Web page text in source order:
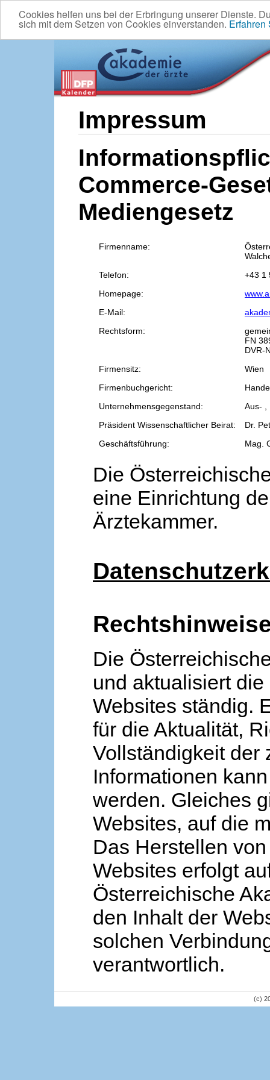
Cookies helfen uns bei der Erbringung unserer Dienste.
sich mit dem Setzen von Cookies einverstanden. Erfahren
Impressum
Commerce-
Mediengesetz
Firmenname:
Telefon:
+43 1
Homepage:
E-Mail:
Rechtsform:
FN
DVR-
Firmensitz:
Wien
Firmenbuchgericht:
Unternehmensgegenstand:
Aus- ,
Präsident Wissenschaftlicher Beirat:
Dr.
Geschäftsführung:
Mag.
Die
eine Einrichtung
Ärztekammer.
Die
und aktualisiert
Websites ständig.
für die Aktualität,
Vollständigkeit der
Informationen
werden. Gleiches
Websites, auf die
Das Herstellen
Websites erfolgt
Österreichische
den Inhalt der
solchen
verantwortlich.
(c)